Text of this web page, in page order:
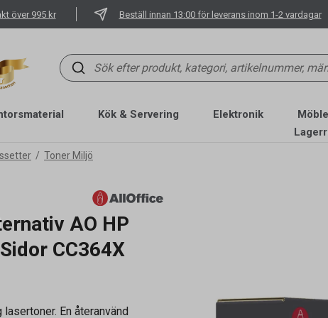
över 995 kr Beställ innan 13:00 för leverans inom 1-2 vardagar
Kök & Servering Elektronik
Toner Miljö
AO HP
CC364X
En återanvänd